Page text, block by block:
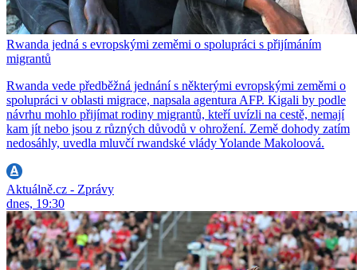
Rwanda jedná s evropskými zeměmi o spolupráci s přijímáním
migrantů
Rwanda vede předběžná jednání s některými evropskými zeměmi o
spolupráci v oblasti migrace, napsala agentura AFP. Kigali by podle
návrhu mohlo přijímat rodiny migrantů, kteří uvízli na cestě, nemají
kam jít nebo jsou z různých důvodů v ohrožení. Země dohody zatím
nedosáhly, uvedla mluvčí rwandské vlády Yolande Makoloová.
Aktuálně.cz - Zprávy
dnes, 19:30